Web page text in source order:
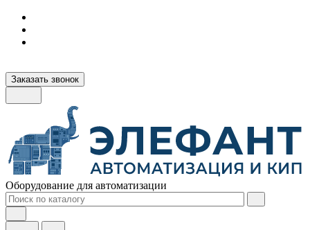
Заказать звонок
Оборудование для автоматизации